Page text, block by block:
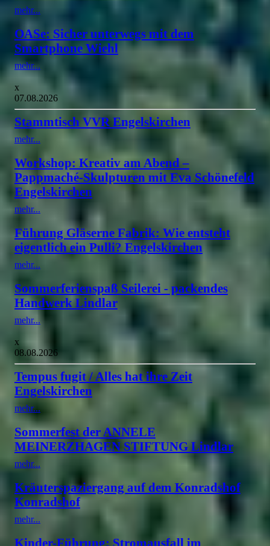
mehr...
OASe: Sicher unterwegs mit dem
Smartphone Wiehl
mehr...
x
07.08.2026
Stammtisch VVR Engelskirchen
mehr...
Workshop: Kreativ am Abend –
Pappmaché-Skulpturen mit Eva Schönefeld
Engelskirchen
mehr...
Führung Gläserne Fabrik: Wie entsteht
eigentlich ein Pulli? Engelskirchen
mehr...
Sommerferienspaß Seilerei - packendes
Handwerk Lindlar
mehr...
x
08.08.2026
Tempus fugit / Alles hat ihre Zeit
Engelskirchen
mehr...
Sommerfest der ANNELE
MEINERZHAGEN STIFTUNG Lindlar
mehr...
Kräuterspaziergang auf dem Konradshof
Konradshof
mehr...
Kinder-Führung: Stromausfall im